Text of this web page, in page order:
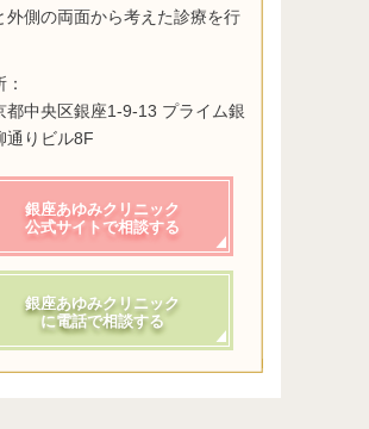
外側の両面から考えた診療を行
都中央区銀座1-9-13 プライム銀
通りビル8F
銀座あゆみクリニック
公式サイトで相談する
銀座あゆみクリニック
に電話で相談する